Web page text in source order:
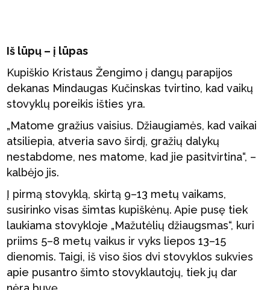
Iš lūpų – į lūpas
Kupiškio Kristaus Žengimo į dangų parapijos
dekanas Mindaugas Kučinskas tvirtino, kad vaikų
stovyklų poreikis išties yra.
„Matome gražius vaisius. Džiaugiamės, kad vaikai
atsiliepia, atveria savo širdį, gražių dalykų
nestabdome, nes matome, kad jie pasitvirtina“, –
kalbėjo jis.
Į pirmą stovyklą, skirtą 9–13 metų vaikams,
susirinko visas šimtas kupiškėnų. Apie pusę tiek
laukiama stovykloje „Mažutėlių džiaugsmas“, kuri
priims 5–8 metų vaikus ir vyks liepos 13–15
dienomis. Taigi, iš viso šios dvi stovyklos sukvies
apie pusantro šimto stovyklautojų, tiek jų dar